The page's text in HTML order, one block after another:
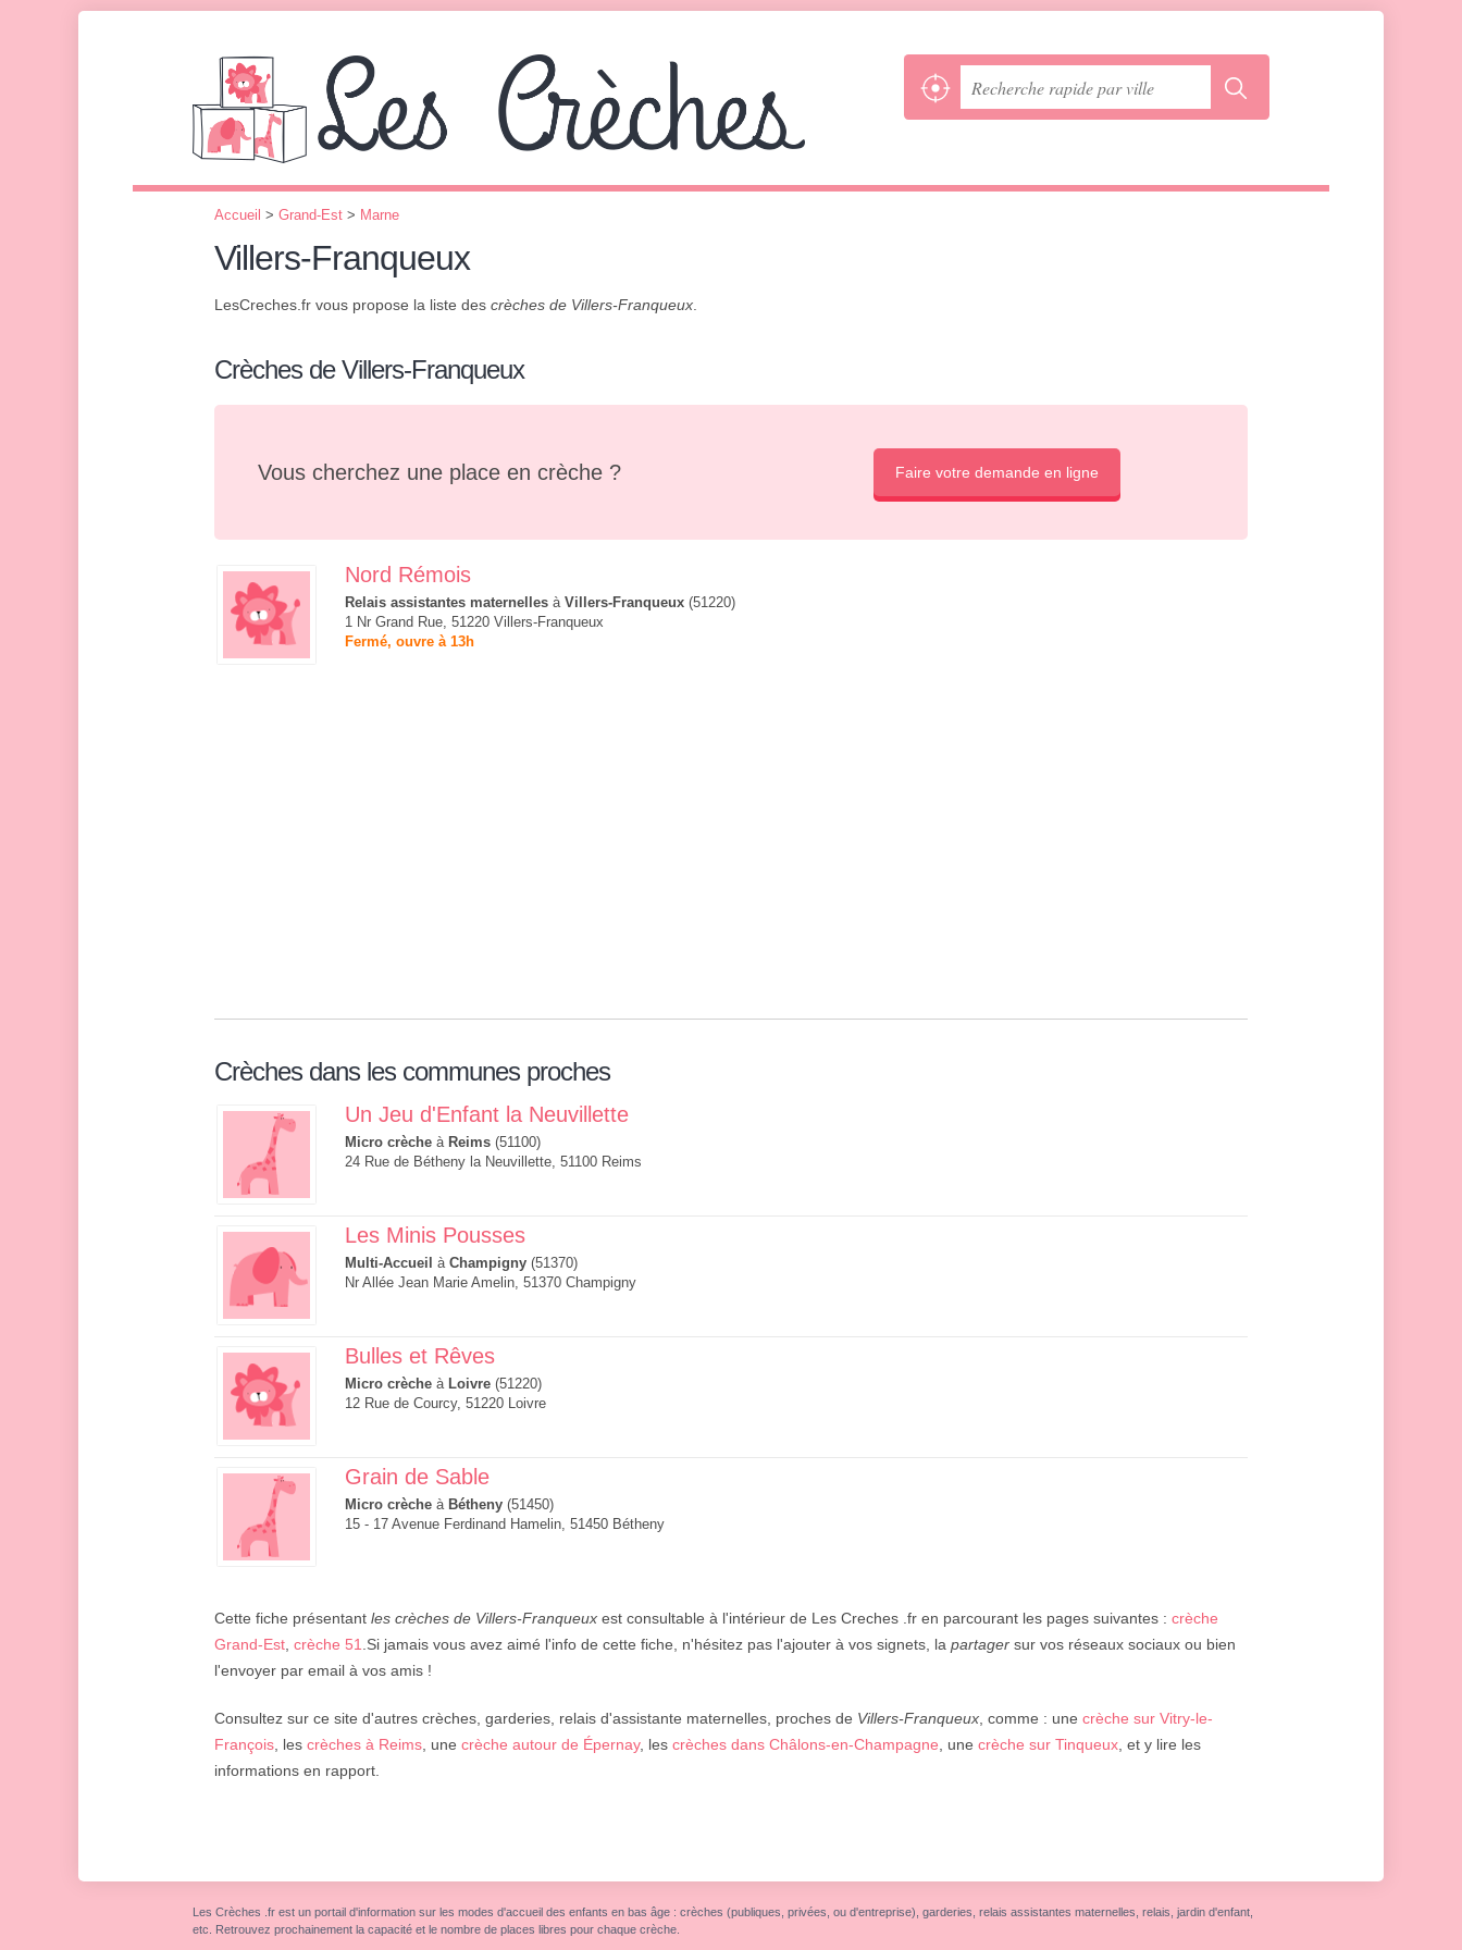
Accueil > Grand-Est > Marne
Villers-Franqueux
LesCreches.fr vous propose la liste des crèches de Villers-Franqueux
Crèches de Villers-Franqueux
Vous cherchez une place en crèche ? Faire votre demande en ligne
Nord Rémois
Relais assistantes maternelles à Villers-Franqueux (51220)
1 Nr Grand Rue, 51220 Villers-Franqueux
Fermé, ouvre à 13h
Crèches dans les communes proches
Un Jeu d'Enfant la Neuvillette
Micro crèche à Reims (51100)
24 Rue de Bétheny la Neuvillette, 51100 Reims
Les Minis Pousses
Multi-Accueil à Champigny (51370)
Nr Allée Jean Marie Amelin, 51370 Champigny
Bulles et Rêves
Micro crèche à Loivre (51220)
12 Rue de Courcy, 51220 Loivre
Grain de Sable
Micro crèche à Bétheny (51450)
15 - 17 Avenue Ferdinand Hamelin, 51450 Bétheny
Cette fiche présentant les crèches de Villers-Franqueux est consultable à l'intérieur de Les Creches .fr en parcourant les pages suivantes : crèche
Grand-Est crèche 51 .Si jamais vous avez aimé l'info de cette fiche, n'hésitez pas l'ajouter à vos signets, la partager sur vos réseaux sociaux ou bien
l'envoyer par email à vos amis !
Consultez sur ce site d'autres crèches, garderies, relais d'assistante maternelles, proches de Villers-Franqueux , comme : une crèche sur Vitry-le-
François , les crèches à Reims , une crèche autour de Épernay, les crèches dans Châlons-en-Champagne , une crèche sur Tinqueux , et y lire les
informations en rapport.
Les Crèches .fr est un portail d'information sur les modes d'accueil des enfants en bas âge : crèches (publiques, privées, ou d'entreprise), garderies, relais assistantes maternelles, relais, jardin d'enfant,
etc. Retrouvez prochainement la capacité et le nombre de places libres pour chaque crèche.